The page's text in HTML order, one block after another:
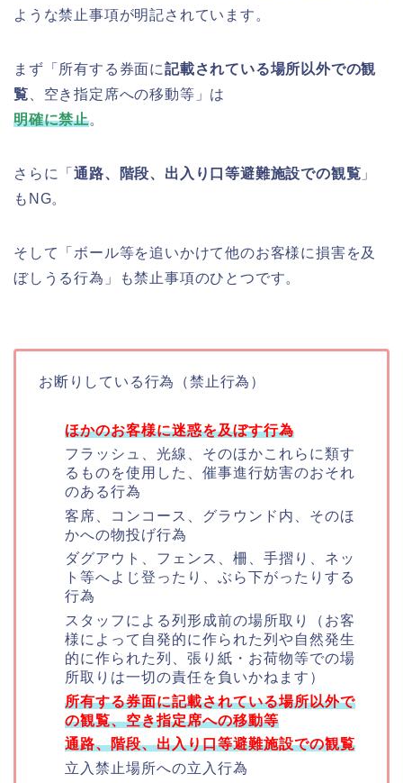
ような禁止事項が明記されています。
まず「所有する券面に記載されている場所以外での観
覧 、空き指定席への移動等」は
明確に禁止。
さらに「通路、階段、出入り口等避難施設での観覧 」
もNG。
そして「ボール等を追いかけて他のお客様に損害を及
ぼしうる行為」も禁止事項のひとつです。
お断りしている行為（禁止行為）
ほかのお客様に迷惑を及ぼす行為
フラッシュ、光線、そのほかこれらに類す
るものを使用した、催事進行妨害のおそれ
のある行為
客席、コンコース、グラウンド内、そのほ
かへの物投げ行為
ダグアウト、フェンス、柵、手摺り、ネッ
ト等へよじ登ったり、ぶら下がったりする
行為
スタッフによる列形成前の場所取り（お客
様によって自発的に作られた列や自然発生
的に作られた列、張り紙・お荷物等での場
所取りは一切の責任を負いかねます）
所有する券面に記載されている場所以外で
の観覧、空き指定席への移動等
通路、階段、出入り口等避難施設での観覧
立入禁止場所への立入行為